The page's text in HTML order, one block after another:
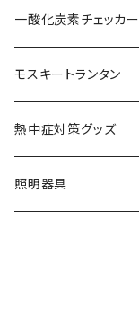
巾着袋
おもちゃ
ステッカー
その他
一酸化炭素チェッカー
モスキートランタン
熱中症対策グッズ
熱中症指数計
照明器具